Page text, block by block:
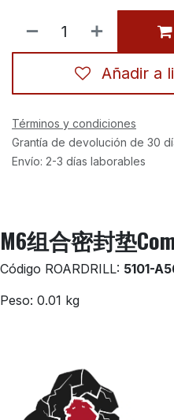
Añadir a
Términos y condiciones
Grantía de devolución de 30
Envío: 2-3 días laborables
M6组合密封垫
Código ROARDRILL: 5101-
Peso: 0.01 kg